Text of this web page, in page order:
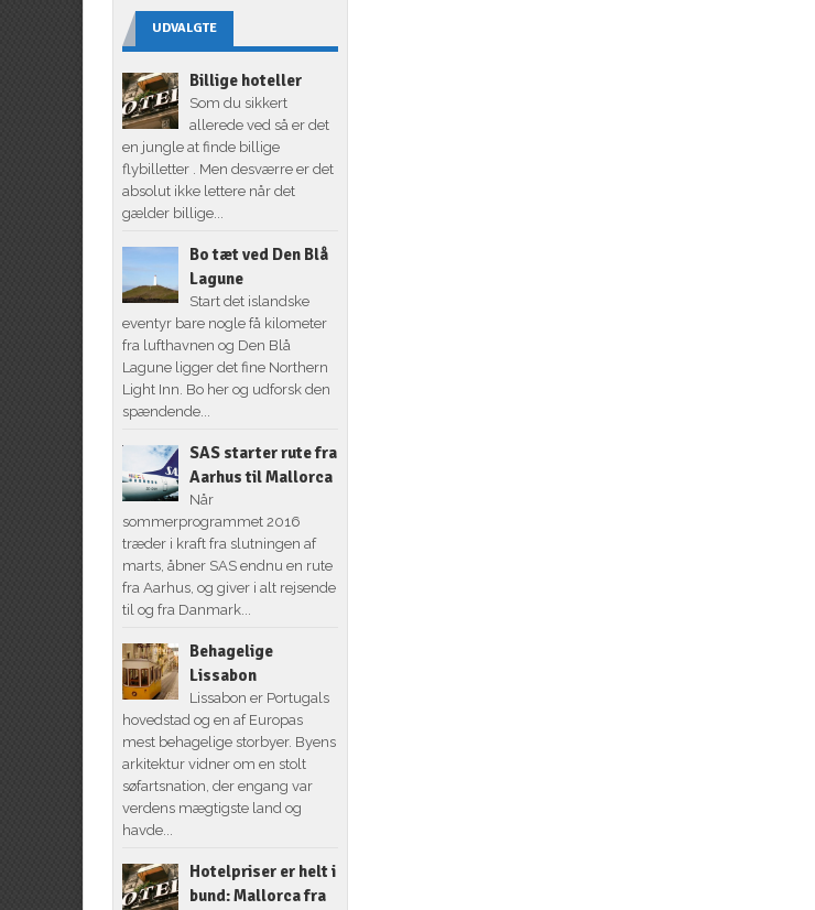
UDVALGTE
Billige hoteller
Som du sikkert
allerede ved så er det
en jungle at finde billige
flybilletter . Men desværre er det
absolut ikke lettere når det
gælder billige...
Bo tæt ved Den Blå
Lagune
Start det islandske
eventyr bare nogle få kilometer
fra lufthavnen og Den Blå
Lagune ligger det fine Northern
Light Inn. Bo her og udforsk den
spændende...
SAS starter rute fra
Aarhus til Mallorca
Når
sommerprogrammet 2016
træder i kraft fra slutningen af
marts, åbner SAS endnu en rute
fra Aarhus, og giver i alt rejsende
til og fra Danmark...
Behagelige
Lissabon
Lissabon er Portugals
hovedstad og en af Europas
mest behagelige storbyer. Byens
arkitektur vidner om en stolt
søfartsnation, der engang var
verdens mægtigste land og
havde...
Hotelpriser er helt i
bund: Mallorca fra